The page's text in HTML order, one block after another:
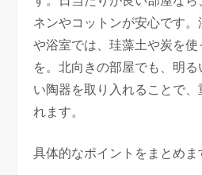
ネンやコットンが安心です
や浴室では、珪藻土や炭を使
を。北向きの部屋でも、明
い陶器を取り入れることで
れます。
具体的なポイントをまとめま